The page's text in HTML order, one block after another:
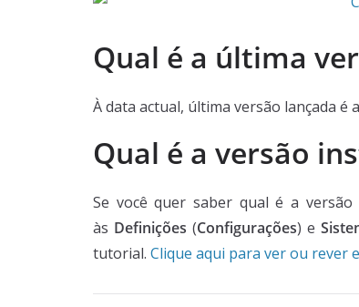
Qual é a última
À data actual, última versão lançada é
Qual é a versão
Se você quer saber qual é a
às Definições (Configurações) e
tutorial. Clique aqui para ver ou rever